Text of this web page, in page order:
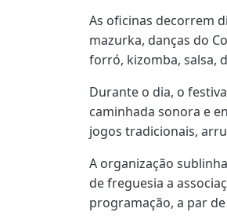
As oficinas decorrem
mazurka, danças do
forró, kizomba, salsa,
Durante o dia, o
caminhada sonora e
jogos tradicionais,
A organização
de freguesia a
programação, a par